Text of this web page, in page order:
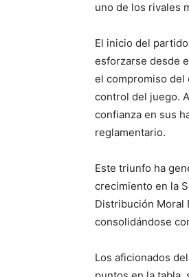
uno de los rivales
El inicio del
esforzarse desde
el compromiso del
control del juego.
confianza en sus
reglamentario.
Este triunfo ha
crecimiento en la
Distribución Moral
consolidándose
Los aficionados